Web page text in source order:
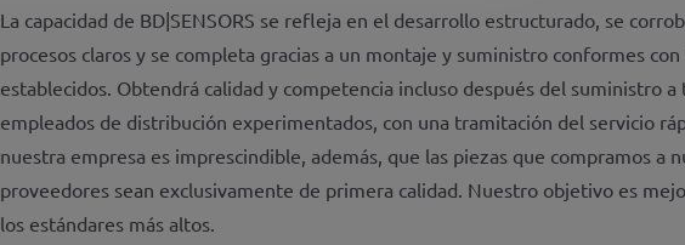
La capacidad de BD|SENSORS se refleja en el desarrollo estructurado, se
procesos claros y se completa gracias a un montaje y suministro conformes con
establecidos. Obtendrá calidad y competencia incluso después del suministro
empleados de distribución experimentados, con una tramitación del servicio
nuestra empresa es imprescindible, además, que las piezas que compramos a
proveedores sean exclusivamente de primera calidad. Nuestro objetivo es
los estándares más altos.